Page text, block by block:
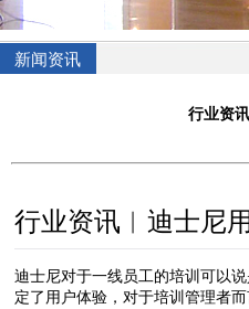
新闻资讯
行业资
行业资讯︱迪士尼
迪士尼对于一线员工的培训可以
定了用户体验，对于培训管理者